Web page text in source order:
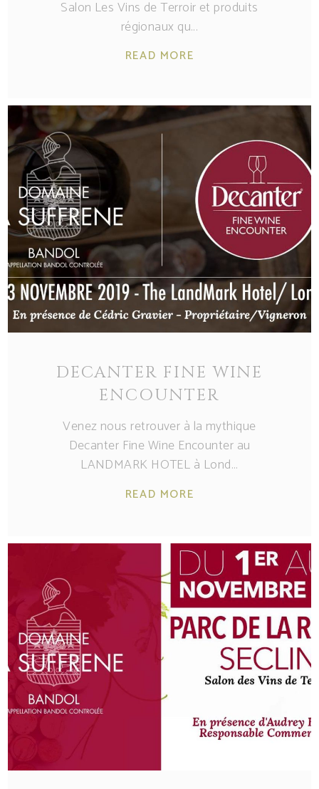
Salon Les Vins de Terroir et produits
régionaux qu
READ MORE
DECANTER FINE WINE
ENCOUNTER
Venez nous retrouver à la mythique
Decanter Fine Wine Encounter au
LANDMARK HOTEL à Lond
READ MORE